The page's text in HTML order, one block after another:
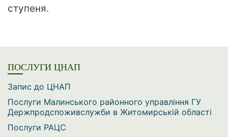
ступеня.
ПОСЛУГИ ЦНАП
Запис до ЦНАП
Послуги Малинського районного управління ГУ
Держпродспоживслужби в Житомирській області
Послуги РАЦС